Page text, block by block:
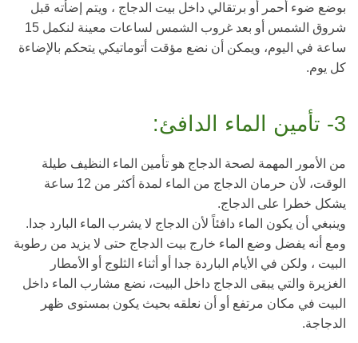
بوضع ضوء أحمر أو برتقالي داخل بيت الدجاج ، ويتم إضأته قبل
شروق الشمس أو بعد غروب الشمس لساعات معينة لنكمل 15
ساعة في اليوم، ويمكن أن نضع مؤقت أتوماتيكي يتحكم بالإضاءة
كل يوم.
3- تأمين الماء الدافئ:
من الأمور المهمة لصحة الدجاج هو تأمين الماء النظيف طيلة
الوقت، لأن حرمان الدجاج من الماء لمدة أكثر من 12 ساعة
يشكل خطرا على الدجاج.
وينبغي أن يكون الماء دافئاً لأن الدجاج لا يشرب الماء البارد جدا.
ومع أنه يفضل وضع الماء خارج بيت الدجاج حتى لا يزيد من رطوبة
البيت ، ولكن في الأيام الباردة جدا أو أثناء الثلوج أو الأمطار
الغزيرة والتي يبقى الدجاج داخل البيت، نضع مشارب الماء داخل
البيت في مكان مرتفع أو أن نعلقه بحيث يكون بمستوى ظهر
الدجاجة.